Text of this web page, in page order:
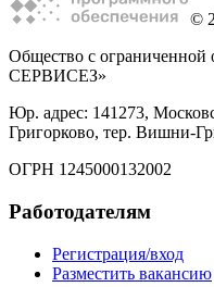
©
Общество с
СЕРВИСЕЗ»
Юр. адрес: 141273,
Григорково, тер. Вишни-
ОГРН 1245000132002
Работодателям
Регистрация/вход
Разместить вакансию